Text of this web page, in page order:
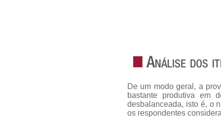
De um modo geral, a
bastante produtiva em
desbalanceada, isto é, o
os respondentes